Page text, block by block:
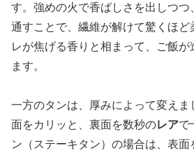
す。強めの火で香ばしさを出しつつ
通すことで、繊維が解けて驚くほど
レが焦げる香りと相まって、ご飯が
ます。
一方のタンは、厚みによって変え
面をカリッと、裏面を数秒のレアで
ン（ステーキタン）の場合は、表